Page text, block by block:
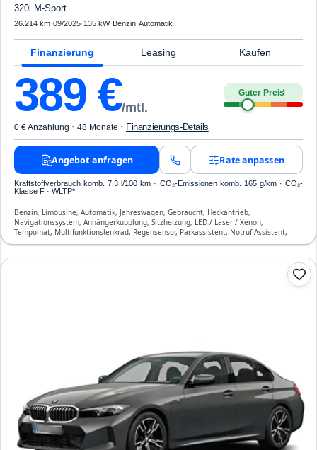
320i M-Sport
26.214 km·09/2025· 135 kW· Benzin·Automatik
Finanzierung Leasing Kaufen
389 €/mtl.
Guter Preis4
0 € Anzahlung · 48 Monate · Finanzierungs-Details
Angebot anfragen Rate anpassen
Kraftstoffverbrauch komb. 7,3 l/100 km · CO₂-Emissionen komb. 165 g/km · CO₂-
Klasse F · WLTP*
Benzin, Limousine, Automatik, Jahreswagen, Gebraucht, Heckantrieb,
Navigationssystem, Anhängerkupplung, Sitzheizung, LED / Laser / Xenon,
Tempomat, Multifunktionslenkrad, Regensensor, Parkassistent, Notruf-Assistent,
Lichtsensor, Head Up Display, Start/Stopp-Automatik, Bluetooth,